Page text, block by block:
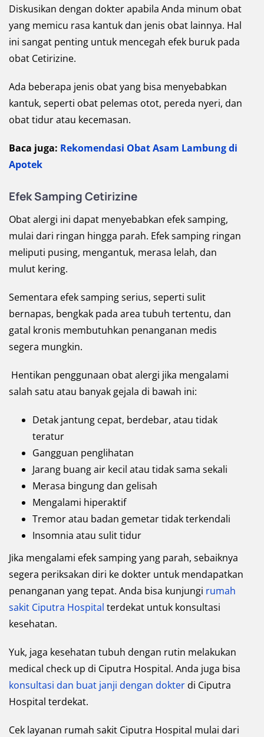
Diskusikan dengan dokter apabila Anda minum obat
yang memicu rasa kantuk dan jenis obat lainnya. Hal
ini sangat penting untuk mencegah efek buruk pada
obat Cetirizine.
Ada beberapa jenis obat yang bisa menyebabkan
kantuk, seperti obat pelemas otot, pereda nyeri, dan
obat tidur atau kecemasan.
Baca juga: Rekomendasi Obat Asam Lambung di
Apotek
Efek Samping Cetirizine
Obat alergi ini dapat menyebabkan efek samping,
mulai dari ringan hingga parah. Efek samping ringan
meliputi pusing, mengantuk, merasa lelah, dan
mulut kering.
Sementara efek samping serius, seperti sulit
bernapas, bengkak pada area tubuh tertentu, dan
gatal kronis membutuhkan penanganan medis
segera mungkin.
Hentikan penggunaan obat alergi jika mengalami
salah satu atau banyak gejala di bawah ini:
Detak jantung cepat, berdebar, atau tidak
teratur
Gangguan penglihatan
Jarang buang air kecil atau tidak sama sekali
Merasa bingung dan gelisah
Mengalami hiperaktif
Tremor atau badan gemetar tidak terkendali
Insomnia atau sulit tidur
Jika mengalami efek samping yang parah, sebaiknya
segera periksakan diri ke dokter untuk mendapatkan
penanganan yang tepat. Anda bisa kunjungi rumah
sakit Ciputra Hospital terdekat untuk konsultasi
kesehatan.
Yuk, jaga kesehatan tubuh dengan rutin melakukan
medical check up di Ciputra Hospital. Anda juga bisa
konsultasi dan buat janji dengan dokter di Ciputra
Hospital terdekat.
Cek layanan rumah sakit Ciputra Hospital mulai dari